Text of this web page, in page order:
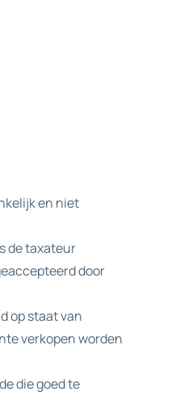
en niet
de taxateur
door
op staat van
verkopen worden
die goed te